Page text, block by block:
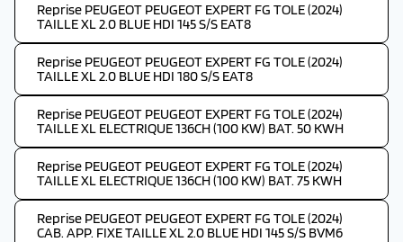
Reprise PEUGEOT PEUGEOT EXPERT FG TOLE (2024)
TAILLE XL 2.0 BLUE HDI 145 S/S EAT8
Reprise PEUGEOT PEUGEOT EXPERT FG TOLE (2024)
TAILLE XL 2.0 BLUE HDI 180 S/S EAT8
Reprise PEUGEOT PEUGEOT EXPERT FG TOLE (2024)
TAILLE XL ELECTRIQUE 136CH (100 KW) BAT. 50 KWH
Reprise PEUGEOT PEUGEOT EXPERT FG TOLE (2024)
TAILLE XL ELECTRIQUE 136CH (100 KW) BAT. 75 KWH
Reprise PEUGEOT PEUGEOT EXPERT FG TOLE (2024)
CAB. APP. FIXE TAILLE XL 2.0 BLUE HDI 145 S/S BVM6